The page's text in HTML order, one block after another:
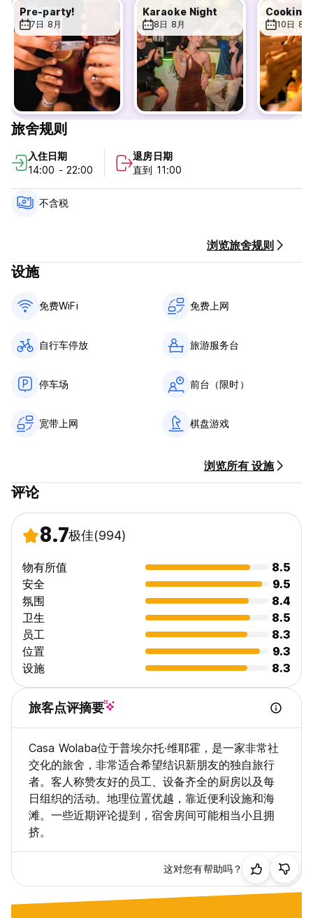
Pre-party!
7日 8月
Karaoke Night
8日 8月
Cooking
10日 8月
旅舍规则
入住日期
14:00 - 22:00
退房日期
直到 11:00
不含税
浏览旅舍规则
设施
免费WiFi 免费上网
自行车停放 旅游服务台
停车场 前台（限时）
宽带上网 棋盘游戏
浏览所有 设施
评论
8.7极佳(994)
物有所值
8.5
安全
9.5
氛围
8.4
卫生
8.5
员工
8.3
位置
9.3
设施
8.3
旅客点评摘要
Casa Wolaba位于普埃尔托·维耶霍，是一家非常社
交化的旅舍，非常适合希望结识新朋友的独自旅行
者。客人称赞友好的员工、设备齐全的厨房以及每
日组织的活动。地理位置优越，靠近便利设施和海
滩。一些近期评论提到，宿舍房间可能相当小且拥
挤。
这对您有帮助吗？